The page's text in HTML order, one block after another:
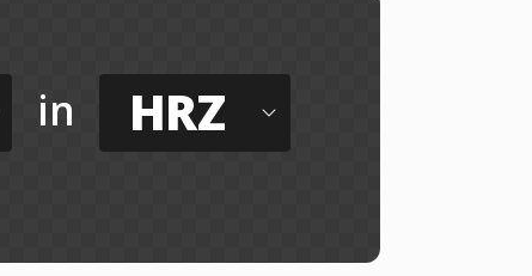
in HRZ